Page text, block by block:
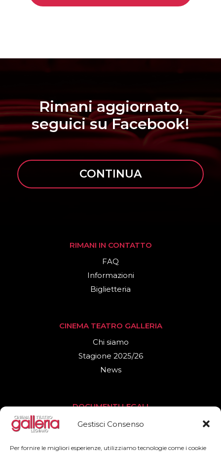
Gestisci Consenso
Per fornire le migliori esperienze, utilizziamo tecnologie come i cookie
Rimani aggiornato,
seguici su Facebook!
CONTINUA
RIMANI IN CONTATTO
FAQ
Informazioni
Biglietteria
CINEMA TEATRO GALLERIA
Chi siamo
Stagione 2025/26
News
DOCUMENTI LEGALI
Privacy Policy